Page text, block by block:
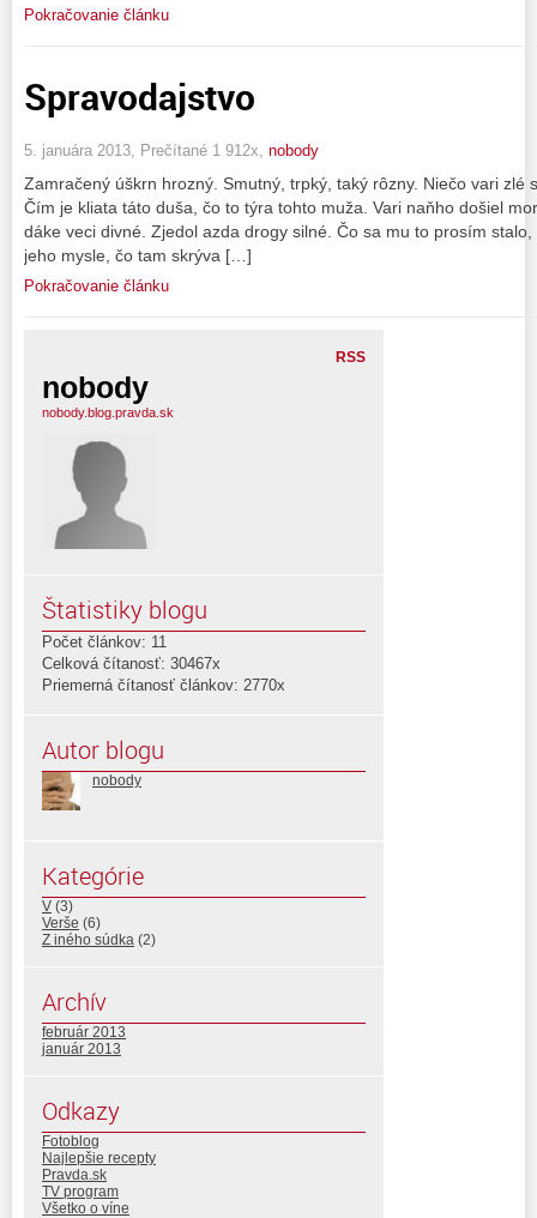
Pokračovanie článku
Spravodajstvo
5. januára 2013, Prečítané 1 912x, nobody
Zamračený úškrn hrozný. Smutný, trpký, taký rôzny. Niečo vari zlé
Čím je kliata táto duša, čo to týra tohto muža. Vari naňho došiel
dáke veci divné. Zjedol azda drogy silné. Čo sa mu to prosím
jeho mysle, čo tam skrýva […]
Pokračovanie článku
RSS
nobody
nobody.blog.pravda.sk
Štatistiky blogu
Počet článkov: 11
Celková čítanosť: 30467x
Priemerná čítanosť článkov: 2770x
Autor blogu
nobody
Kategórie
V (3)
Verše (6)
Z iného súdka (2)
Archív
február 2013
január 2013
Odkazy
Fotoblog
Najlepšie recepty
Pravda.sk
TV program
Všetko o víne